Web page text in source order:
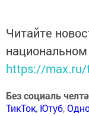
Читайте
https://
Без социаль
ТикТок, Ютуб,